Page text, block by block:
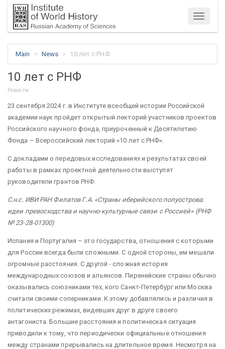
Menu
Main News 10 лет с РНФ
10 лет с РНФ
Новости
23 сентября 2024 г. в Институте всеобщей истории Российской
академии наук пройдет открытый лекторий участников проектов
Российского научного фонда, приуроченный к Десятилетию
Фонда – Всероссийский лекторий «10 лет с РНФ».
С докладами о передовых исследованиях и результатах своей
работы в рамках проектной деятельности выступят
руководители грантов РНФ:
С.н.с. ИВИ РАН Филатов Г.А. «Страны иберийского полуострова:
идеи превосходства и научно-культурные связи с Россией» (РНФ
№ 23-28-01300)
Испания и Португалия – это государства, отношения с которыми
для России всегда были сложными. С одной стороны, им мешали
огромные расстояния. С другой - сложная история
международных союзов и альянсов. Пиренейские страны обычно
оказывались союзниками тех, кого Санкт-Петербург или Москва
считали своими соперниками. К этому добавлялись и различия в
политических режимах, видевших друг в друге своего
антагониста. Большие расстояния и политическая ситуация
приводили к тому, что периодически официальные отношения
между странами прерывались на длительное время. Несмотря на